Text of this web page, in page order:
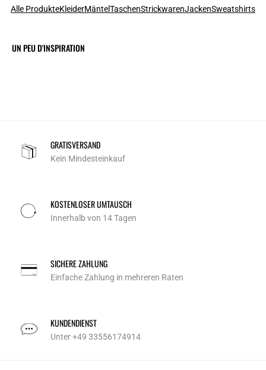
Alle ProdukteKleiderMäntelTaschenStrickwarenJackenSweatshirts
UN PEU D'INSPIRATION
GRATISVERSAND
Kein Mindesteinkauf
KOSTENLOSER UMTAUSCH
Innerhalb von 14 Tagen
SICHERE ZAHLUNG
Einfache Zahlung in mehreren Raten
KUNDENDIENST
Unter +49 33556174914